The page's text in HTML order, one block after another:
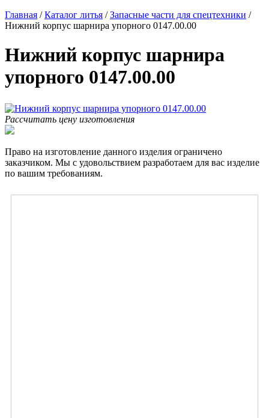
Главная /Каталог литья /Запасные части для спецтехники /
Нижний корпус шарнира упорного 0147.00.00
Нижний корпус шарнира
упорного 0147.00.00
Рассчитать цену изготовления
Право на изготовление данного изделия ограничено
заказчиком. Мы с удовольствием разработаем для вас изделие
по вашим требованиям.